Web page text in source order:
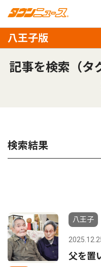
八王子版
記事を検索（タ
検索結果
八王子
父を置